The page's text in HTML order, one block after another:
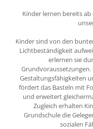
Kinder lernen bereits
Kinder sind von den
Lichtbeständigkeit
erlernen sie
Gestaltungsfähigkeiten
fördert das Basteln mit
und erweitert
Zugleich erhalten
Grundschule die
sozialen